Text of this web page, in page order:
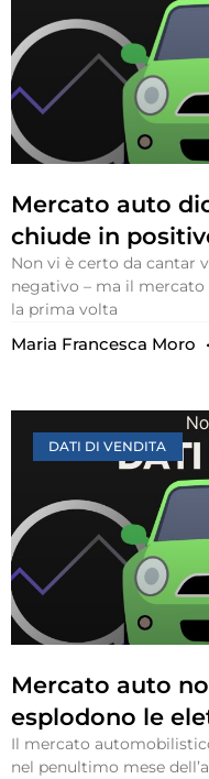
Mercato auto
chiude in
Non vi è certo da cantar
negativo – ma il
la prima volta
Maria Francesca Moro
DATI DI VENDITA
Mercato auto
esplodono le
Il mercato
nel penultimo mese